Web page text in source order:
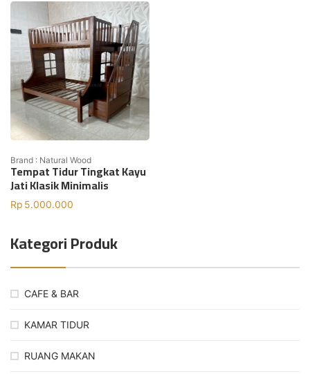
Kategori Produk
CAFE & BAR
KAMAR TIDUR
RUANG MAKAN
Brand : Natural Wood
Tempat Tidur Tingkat Kayu
Jati Klasik Minimalis
Rp 5.000.000